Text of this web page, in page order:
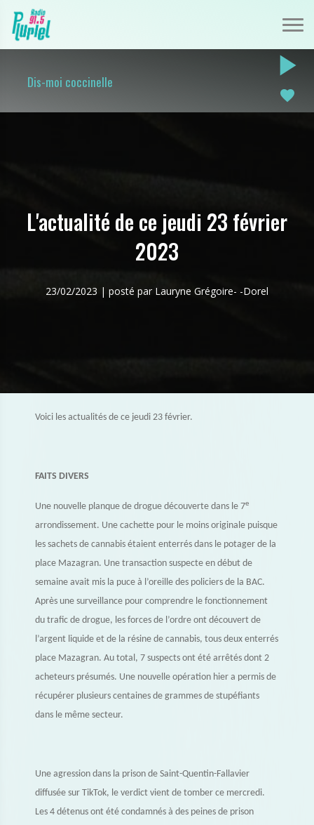
Dis-moi coccinelle play_arrow
favorite
L'actualité de ce jeudi 23 février
2023
23/02/2023 | posté par Lauryne Grégoire- -Dorel
Voici les actualités de ce jeudi 23 février.
FAITS DIVERS
Une nouvelle planque de drogue découverte dans le 7e
arrondissement. Une cachette pour le moins originale puisque
les sachets de cannabis étaient enterrés dans le potager de la
place Mazagran. Une transaction suspecte en début de
semaine avait mis la puce à l’oreille des policiers de la BAC.
Après une surveillance pour comprendre le fonctionnement
du trafic de drogue, les forces de l’ordre ont découvert de
l’argent liquide et de la résine de cannabis, tous deux enterrés
place Mazagran. Au total, 7 suspects ont été arrêtés dont 2
acheteurs présumés. Une nouvelle opération hier a permis de
récupérer plusieurs centaines de grammes de stupéfiants
dans le même secteur.
Une agression dans la prison de Saint-Quentin-Fallavier
diffusée sur TikTok, le verdict vient de tomber ce mercredi.
Les 4 détenus ont été condamnés à des peines de prison